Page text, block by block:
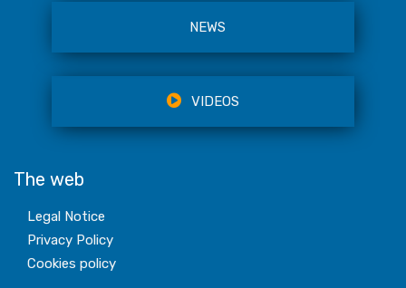
NEWS
VIDEOS
The web
Legal Notice
Privacy Policy
Cookies policy